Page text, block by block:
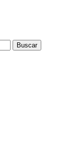
Buscar